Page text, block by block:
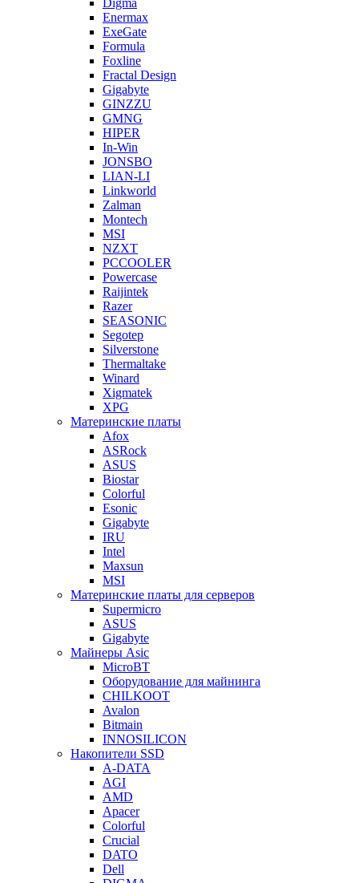
Digma
Enermax
ExeGate
Formula
Foxline
Fractal Design
Gigabyte
GINZZU
GMNG
HIPER
In-Win
JONSBO
LIAN-LI
Linkworld
Zalman
Montech
MSI
NZXT
PCCOOLER
Powercase
Raijintek
Razer
SEASONIC
Segotep
Silverstone
Thermaltake
Winard
Xigmatek
XPG
Материнские платы
Afox
ASRock
ASUS
Biostar
Colorful
Esonic
Gigabyte
IRU
Intel
Maxsun
MSI
Материнские платы для серверов
Supermicro
ASUS
Gigabyte
Майнеры Asic
MicroBT
Оборудование для майнинга
CHILKOOT
Avalon
Bitmain
INNOSILICON
Накопители SSD
A-DATA
AGI
AMD
Apacer
Colorful
Crucial
DATO
Dell